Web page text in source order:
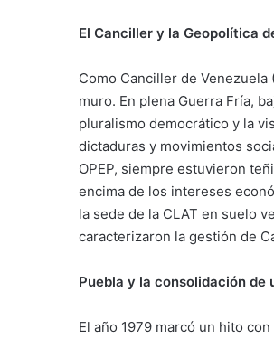
El Canciller y la Geopolítica
Como Canciller de
muro. En plena Guerra Fría,
pluralismo democrático y la
dictaduras y movimientos
OPEP, siempre estuvieron
encima de los intereses
la sede de la CLAT en suelo
caracterizaron la gestión de
Puebla y la consolidación de
El año 1979 marcó un hito